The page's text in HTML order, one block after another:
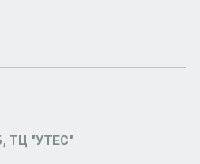
ТЦ "УТЕС"